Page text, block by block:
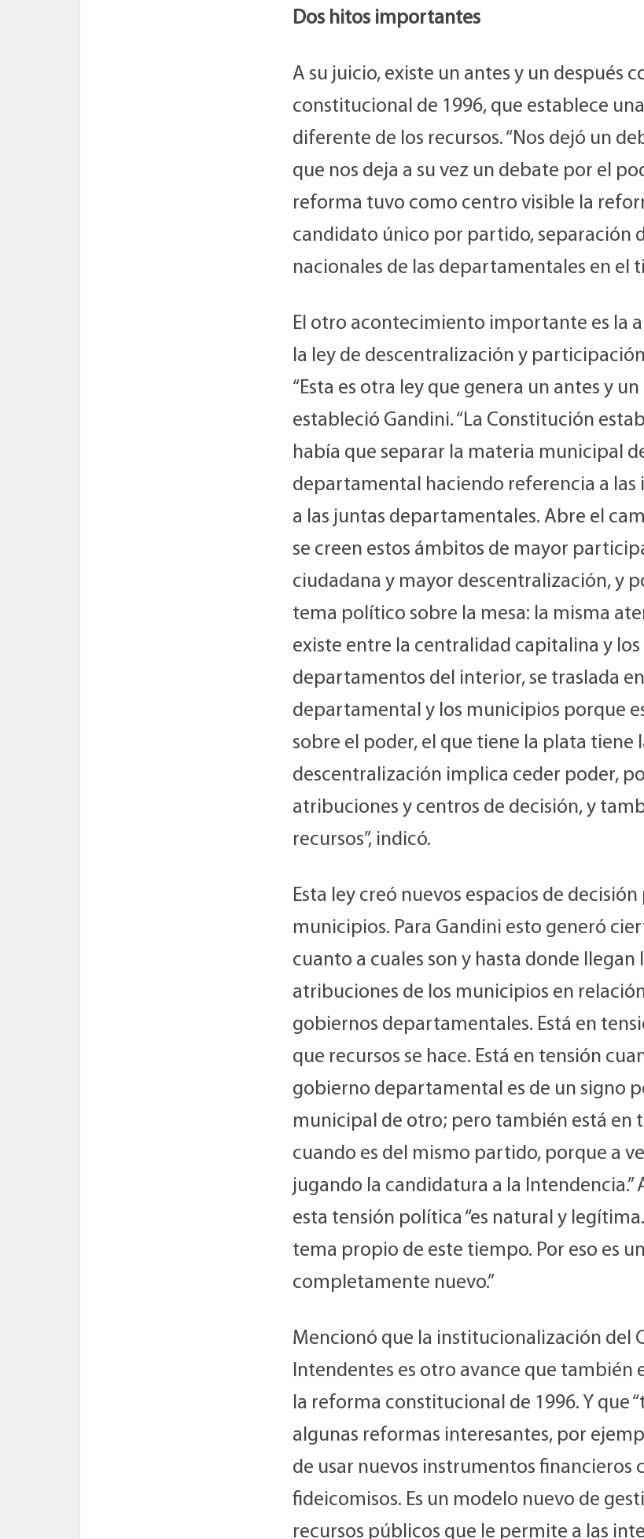
Dos hitos importantes
A su juicio, existe un antes y un después
constitucional de 1996, que establece
diferente de los recursos. “Nos dejó un
que nos deja a su vez un debate por el
reforma tuvo como centro visible la
candidato único por partido, separación
nacionales de las departamentales en el
El otro acontecimiento importante es la
la ley de descentralización y
“Esta es otra ley que genera un antes y un
estableció Gandini. “La Constitución
había que separar la materia municipal
departamental haciendo referencia a las
a las juntas departamentales. Abre el
se creen estos ámbitos de mayor
ciudadana y mayor descentralización, y
tema político sobre la mesa: la misma
existe entre la centralidad capitalina y los
departamentos del interior, se traslada
departamental y los municipios porque
sobre el poder, el que tiene la plata tiene
descentralización implica ceder poder,
atribuciones y centros de decisión, y
recursos”, indicó.
Esta ley creó nuevos espacios de
municipios. Para Gandini esto generó
cuanto a cuales son y hasta donde llegan
atribuciones de los municipios en
gobiernos departamentales. Está en
que recursos se hace. Está en tensión
gobierno departamental es de un signo
municipal de otro; pero también está en
cuando es del mismo partido, porque a
jugando la candidatura a la Intendencia.”
esta tensión política “es natural y legítima.
tema propio de este tiempo. Por eso es
completamente nuevo.”
Mencionó que la institucionalización del
Intendentes es otro avance que también
la reforma constitucional de 1996. Y que
algunas reformas interesantes, por
de usar nuevos instrumentos financieros
fideicomisos. Es un modelo nuevo de
recursos públicos que le permite a las